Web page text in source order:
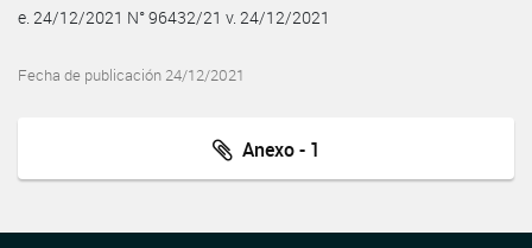
e. 24/12/2021 N° 96432/21 v. 24/12/2021
Fecha de publicación 24/12/2021
Anexo - 1